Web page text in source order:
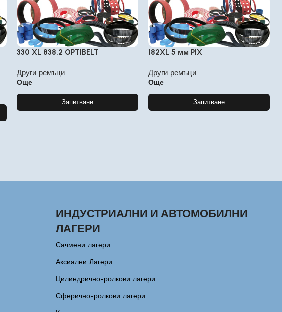
330 XL 838.2 OPTIBELT
Други ремъци
Още
Запитване
182XL 5 мм PIX
Други ремъци
Още
Запитване
ИНДУСТРИАЛНИ И АВТОМОБИЛНИ
ЛАГЕРИ
Сачмени лагери
Аксиални Лагери
Цилиндрично-ролкови лагери
Сферично-ролкови лагери